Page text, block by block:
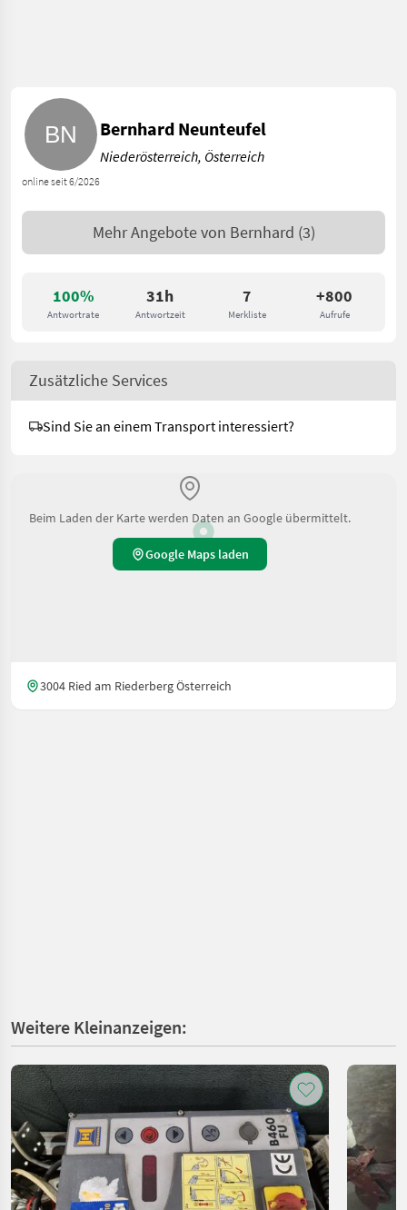
100%
Antwortrate
31h
Antwortzeit
7
Merkliste
+800
Aufrufe
online seit 6/2026
Bernhard Neunteufel
Niederösterreich, Österreich
Mehr Angebote von Bernhard (3)
Zusätzliche Services
Sind Sie an einem Transport interessiert?
Beim Laden der Karte werden Daten an Google übermittelt.
Google Maps laden
3004 Ried am Riederberg Österreich
Weitere Kleinanzeigen: